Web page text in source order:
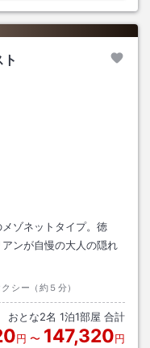
ゾネットタイプ。徳
ンが自慢の大人の隠れ
シー（約５分）
おとな2名 1泊1部屋 合計
円 〜 147,320円